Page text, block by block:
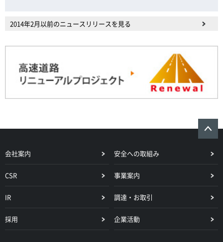
2014年2月以前のニュースリリースを見る
会社案内 安全への取組み
CSR 事業案内
IR 調達・お取引
採用 企業活動